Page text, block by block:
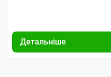
Детальніше